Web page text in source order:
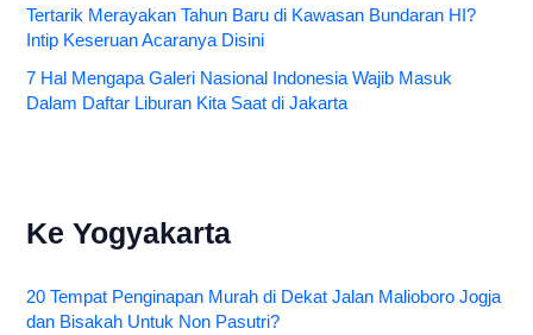
Tertarik Merayakan Tahun Baru di Kawasan Bundaran HI?
Intip Keseruan Acaranya Disini
7 Hal Mengapa Galeri Nasional Indonesia Wajib Masuk
Dalam Daftar Liburan Kita Saat di Jakarta
Ke Yogyakarta
20 Tempat Penginapan Murah di Dekat Jalan Malioboro Jogja
dan Bisakah Untuk Non Pasutri?